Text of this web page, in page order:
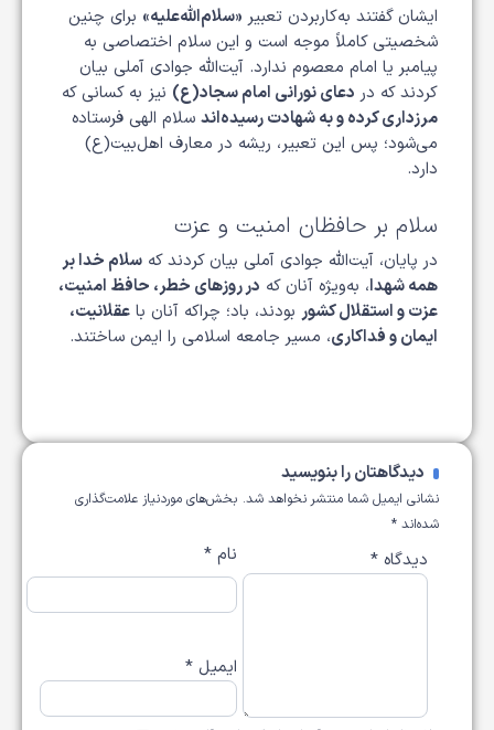
ایشان گفتند به‌کاربردن تعبیر «سلام‌الله‌علیه» برای چنین
شخصیتی کاملاً موجه است و این سلام اختصاصی به
پیامبر یا امام معصوم ندارد. آیت‌الله جوادی آملی بیان
کردند که در دعای نورانی امام سجاد(ع) نیز به کسانی که
مرزداری کرده و به شهادت رسیده‌اند سلام الهی فرستاده
می‌شود؛ پس این تعبیر، ریشه در معارف اهل‌بیت(ع)
دارد.
سلام بر حافظان امنیت و عزت
در پایان، آیت‌الله جوادی آملی بیان کردند که سلام خدا بر
همه شهدا، به‌ویژه آنان که در روزهای خطر، حافظ امنیت،
عزت و استقلال کشور بودند، باد؛ چراکه آنان با عقلانیت،
ایمان و فداکاری، مسیر جامعه اسلامی را ایمن ساختند.
دیدگاهتان را بنویسید
نشانی ایمیل شما منتشر نخواهد شد. بخش‌های موردنیاز علامت‌گذاری
شده‌اند *
دیدگاه * نام*
ایمیل*